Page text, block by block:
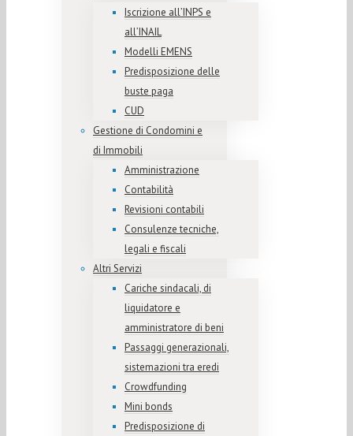
Iscrizione all’INPS e
all’INAIL
Modelli EMENS
Predisposizione delle
buste paga
CUD
Gestione di Condomini e
di Immobili
Amministrazione
Contabilità
Revisioni contabili
Consulenze tecniche,
legali e fiscali
Altri Servizi
Cariche sindacali, di
liquidatore e
amministratore di beni
Passaggi generazionali,
sistemazioni tra eredi
Crowdfunding
Mini bonds
Predisposizione di